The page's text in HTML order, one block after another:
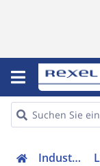
Industriekomponenten